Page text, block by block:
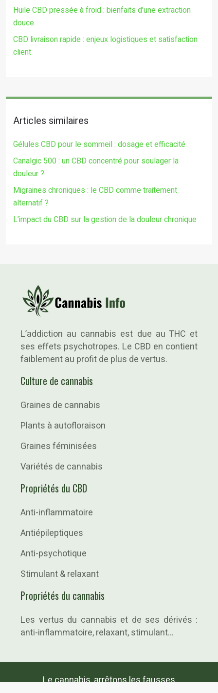
Huile CBD pressée à froid : bienfaits d’une extraction
douce
CBD livraison rapide : enjeux logistiques et satisfaction
client
Articles similaires
Gélules CBD pour le sommeil : dosage et efficacité
Canalgic 500 : un CBD concentré pour soulager la
douleur ?
Migraines chroniques : le CBD comme traitement
alternatif ?
L’impact du CBD sur la gestion de la douleur chronique
L’addiction au cannabis est due au THC et
ses effets psychotropes. Le CBD en contient
faiblement au profit de plus de vertus.
Culture de cannabis
Graines de cannabis
Plants à autofloraison
Graines féminisées
Variétés de cannabis
Propriétés du CBD
Anti-inflammatoire
Antiépileptiques
Anti-psychotique
Stimulant & relaxant
Propriétés du cannabis
Les vertus du cannabis et de ses dérivés :
anti-inflammatoire, relaxant, stimulant…
Le cannabis, arrêtons les fausses